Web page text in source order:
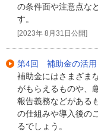
の条件面や注意点な
す。
[2023年 8月31日公開]
第4回 補助金の活用
補助金にはさまざま
がもらえるものや、
報告義務などがある
の仕組みや導入後の
るでしょう。